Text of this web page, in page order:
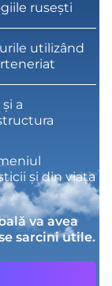
rusești
utilizând
a
și din viața
va avea
sarcini utile.